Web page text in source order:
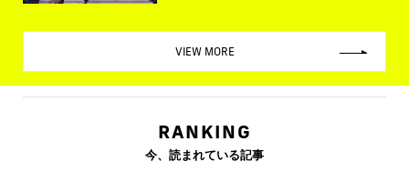
VIEW MORE
RANKING
今、読まれている記事